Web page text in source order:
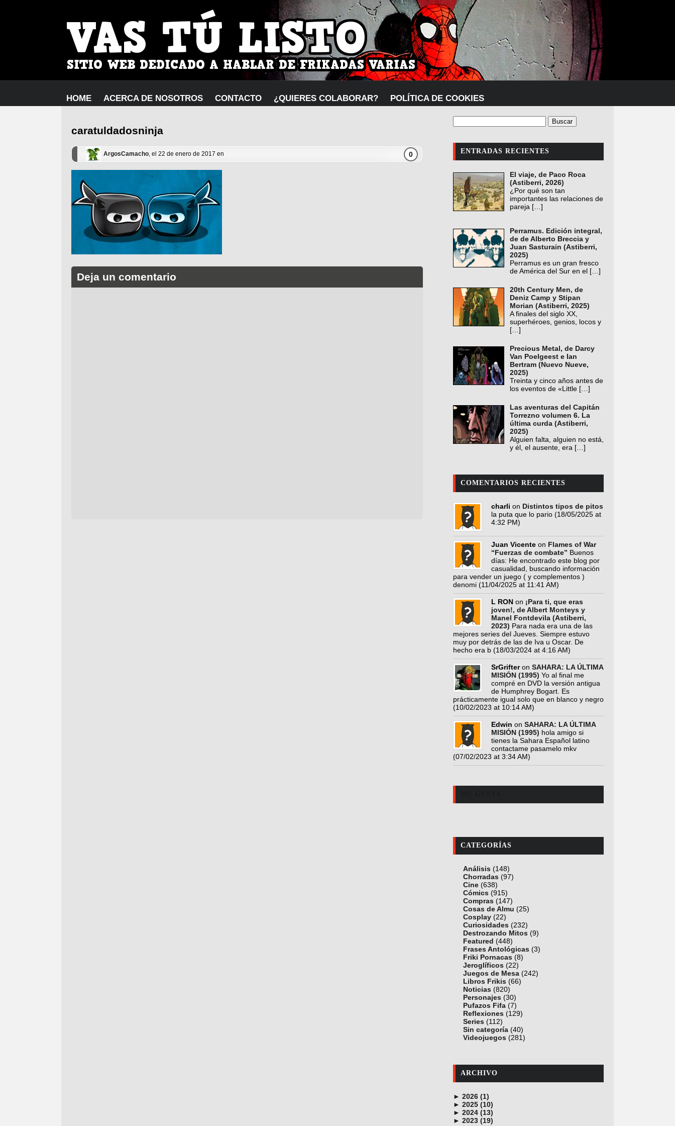
HOME ACERCA DE NOSOTROS CONTACTO ¿QUIERES COLABORAR? POLÍTICA DE COOKIES
caratuldadosninja
ArgosCamacho, el 22 de enero de 2017 en 0
Deja un comentario
ENTRADAS RECIENTES
El viaje, de Paco Roca
(Astiberri, 2026)
¿Por qué son tan
importantes las relaciones de
pareja […]
Perramus. Edición integral,
de de Alberto Breccia y
Juan Sasturain (Astiberri,
2025)
Perramus es un gran fresco
de América del Sur en el […]
20th Century Men, de
Deniz Camp y Stipan
Morian (Astiberri, 2025)
A finales del siglo XX,
superhéroes, genios, locos y
[…]
Precious Metal, de Darcy
Van Poelgeest e Ian
Bertram (Nuevo Nueve,
2025)
Treinta y cinco años antes de
los eventos de «Little […]
Las aventuras del Capitán
Torrezno volumen 6. La
última curda (Astiberri,
2025)
Alguien falta, alguien no está,
y él, el ausente, era […]
COMENTARIOS RECIENTES
charli on Distintos tipos de pitos
la puta que lo pario (18/05/2025 at
4:32 PM)
Juan Vicente on Flames of War
“Fuerzas de combate” Buenos
días: He encontrado este blog por
casualidad, buscando información
para vender un juego ( y complementos )
denomi (11/04/2025 at 11:41 AM)
L RON on ¡Para ti, que eras
joven!, de Albert Monteys y
Manel Fontdevila (Astiberri,
2023) Para nada era una de las
mejores series del Jueves. Siempre estuvo
muy por detrás de las de Iva u Oscar. De
hecho era b (18/03/2024 at 4:16 AM)
SrGrifteron SAHARA: LA ÚLTIMA
MISIÓN (1995) Yo al final me
compré en DVD la versión antigua
de Humphrey Bogart. Es
prácticamente igual solo que en blanco y negro
(10/02/2023 at 10:14 AM)
Edwin on SAHARA: LA ÚLTIMA
MISIÓN (1995) hola amigo si
tienes la Sahara Español latino
contactame pasamelo mkv
(07/02/2023 at 3:34 AM)
CATEGORÍAS
Análisis (148)
Chorradas (97)
Cine (638)
Cómics (915)
Compras (147)
Cosas de Almu (25)
Cosplay (22)
Curiosidades (232)
Destrozando Mitos (9)
Featured (448)
Frases Antológicas (3)
Friki Pornacas (8)
Jeroglíficos (22)
Juegos de Mesa (242)
Libros Frikis (66)
Noticias (820)
Personajes (30)
Pufazos Fifa (7)
Reflexiones (129)
Series (112)
Sin categoría (40)
Videojuegos (281)
ARCHIVO
► 2026 (1)
junio (1)
► 2025 (10)
noviembre (1)
octubre (1)
► 2024 (13)
diciembre (4)
► 2023 (19)